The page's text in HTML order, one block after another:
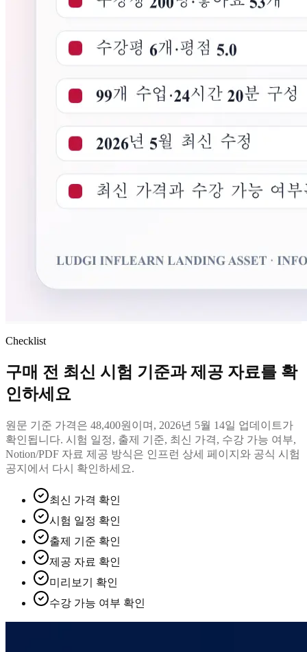
Checklist
구매 전 최신 시험 기준과 제공 자료를 확
인하세요
원문 기준 가격은 48,400원이며, 2026년 5월 14일 업데이트가
확인됩니다. 시험 일정, 출제 기준, 최신 가격, 수강 가능 여부,
Notion/PDF 자료 제공 방식은 인프런 상세 페이지와 공식 시험
공지에서 다시 확인하세요.
최신 가격 확인
시험 일정 확인
출제 기준 확인
제공 자료 확인
미리보기 확인
수강 가능 여부 확인